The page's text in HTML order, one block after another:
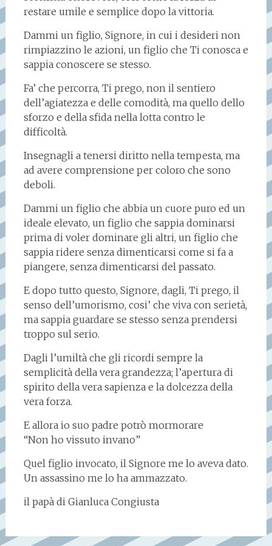
restare umile e semplice dopo la vittoria.
Dammi un figlio, Signore, in cui i desideri non
rimpiazzino le azioni, un figlio che Ti conosca e
sappia conoscere se stesso.
Fa’ che percorra, Ti prego, non il sentiero
dell’agiatezza e delle comodità, ma quello dello
sforzo e della sfida nella lotta contro le
difficoltà.
Insegnagli a tenersi diritto nella tempesta, ma
ad avere comprensione per coloro che sono
deboli.
Dammi un figlio che abbia un cuore puro ed un
ideale elevato, un figlio che sappia dominarsi
prima di voler dominare gli altri, un figlio che
sappia ridere senza dimenticarsi come si fa a
piangere, senza dimenticarsi del passato.
E dopo tutto questo, Signore, dagli, Ti prego, il
senso dell’umorismo, cosi’ che viva con serietà,
ma sappia guardare se stesso senza prendersi
troppo sul serio.
Dagli l’umiltà che gli ricordi sempre la
semplicità della vera grandezza; l’apertura di
spirito della vera sapienza e la dolcezza della
vera forza.
E allora io suo padre potrò mormorare
“Non ho vissuto invano”
Quel figlio invocato, il Signore me lo aveva dato.
Un assassino me lo ha ammazzato.
il papà di Gianluca Congiusta